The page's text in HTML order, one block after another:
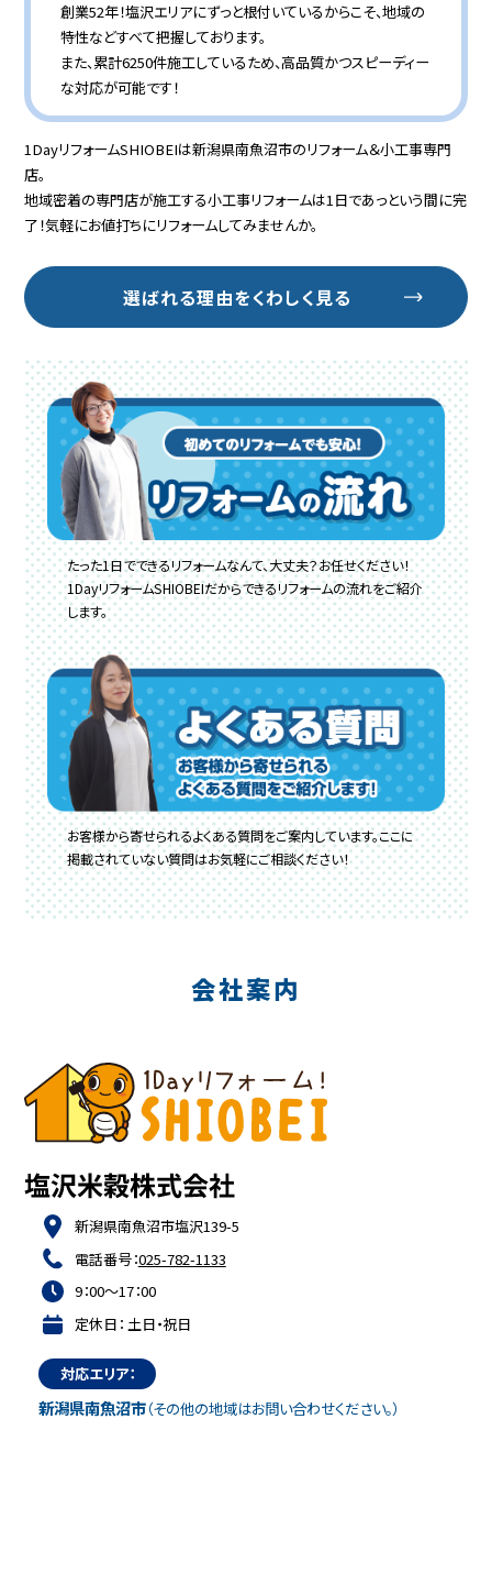
創業52年！塩沢エリアにずっと根付いているからこそ、地域の
特性などすべて把握しております。
また、累計6250件施工しているため、高品質かつスピーディー
な対応が可能です！
1DayリフォームSHIOBEIは新潟県南魚沼市のリフォーム＆小工事専門
店。
地域密着の専門店が施工する小工事リフォームは1日であっという間に完
了！気軽にお値打ちにリフォームしてみませんか。
選ばれる理由をくわしく見る
たった1日でできるリフォームなんて、大丈夫？お任せください！
1DayリフォームSHIOBEIだからできるリフォームの流れをご紹介
します。
お客様から寄せられるよくある質問をご案内しています。ここに
掲載されていない質問はお気軽にご相談ください！
会社案内
新潟県南魚沼市塩沢139-5
電話番号：025-782-1133
9：00～17：00
定休日： 土日・祝日
対応エリア：
新潟県南魚沼市（その他の地域はお問い合わせください。）